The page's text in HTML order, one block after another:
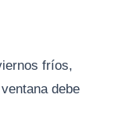
fríos,
debe